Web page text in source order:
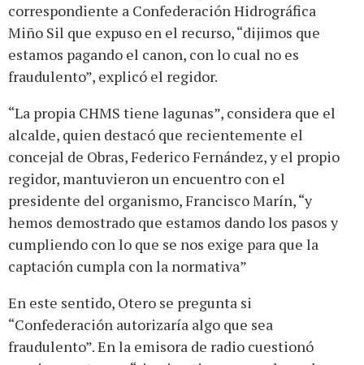
correspondiente a Confederación Hidrográfica
Miño Sil que expuso en el recurso, “dijimos que
estamos pagando el canon, con lo cual no es
fraudulento”, explicó el regidor.
“La propia CHMS tiene lagunas”, considera que el
alcalde, quien destacó que recientemente el
concejal de Obras, Federico Fernández, y el propio
regidor, mantuvieron un encuentro con el
presidente del organismo, Francisco Marín, “y
hemos demostrado que estamos dando los pasos y
cumpliendo con lo que se nos exige para que la
captación cumpla con la normativa”
En este sentido, Otero se pregunta si
“Confederación autorizaría algo que sea
fraudulento”. En la emisora de radio cuestionó